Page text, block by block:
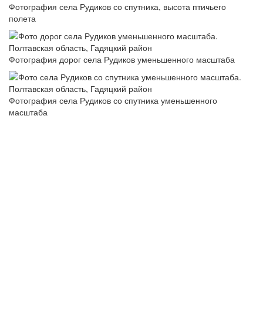
Фотография села Рудиков со спутника, высота птичьего
полета
Фотография дорог села Рудиков уменьшенного масштаба
Фотография села Рудиков со спутника уменьшенного
масштаба